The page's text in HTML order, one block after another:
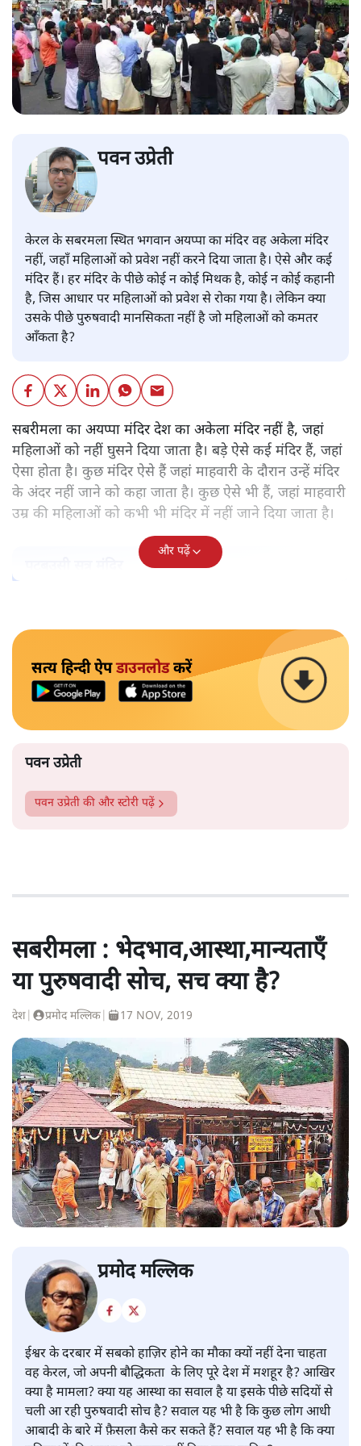
पवन उप्रेती
केरल के सबरमला स्थित भगवान अयप्पा का मंदिर वह अकेला मंदिर
नहीं, जहाँ महिलाओं को प्रवेश नहीं करने दिया जाता है। ऐसे और कई
मंदिर हैं। हर मंदिर के पीछे कोई न कोई मिथक है, कोई न कोई कहानी
है, जिस आधार पर महिलाओं को प्रवेश से रोका गया है। लेकिन क्या
उसके पीछे पुरुषवादी मानसिकता नहीं है जो महिलाओं को कमतर
आँकता है?
सबरीमला का अयप्पा मंदिर देश का अकेला मंदिर नहीं है, जहां
महिलाओं को नहीं घुसने दिया जाता है। बड़े ऐसे कई मंदिर हैं, जहां
ऐसा होता है। कुछ मंदिर ऐसे हैं जहां माहवारी के दौरान उन्हें मंदिर
के अंदर नहीं जाने को कहा जाता है। कुछ ऐसे भी हैं, जहां माहवारी
उम्र की महिलाओं को कभी भी मंदिर में नहीं जाने दिया जाता है।
और पढ़ें
सत्य हिन्दी ऐपडाउनलोडकरें
पवन उप्रेती
पवन उप्रेती की और स्टोरी पढ़ें
सबरीमला : भेदभाव,आस्था,मान्यताएँ
या पुरुषवादी सोच, सच क्या है?
देश प्रमोद मल्लिक 17 NOV, 2019
प्रमोद मल्लिक
ईश्वर के दरबार में सबको हाज़िर होने का मौका क्यों नहीं देना चाहता
वह केरल, जो अपनी बौद्धिकता के लिए पूरे देश में मशहूर है? आखिर
क्या है मामला? क्या यह आस्था का सवाल है या इसके पीछे सदियों से
चली आ रही पुरुषवादी सोच है? सवाल यह भी है कि कुछ लोग आधी
आबादी के बारे में फ़ैसला कैसे कर सकते हैं? सवाल यह भी है कि क्या